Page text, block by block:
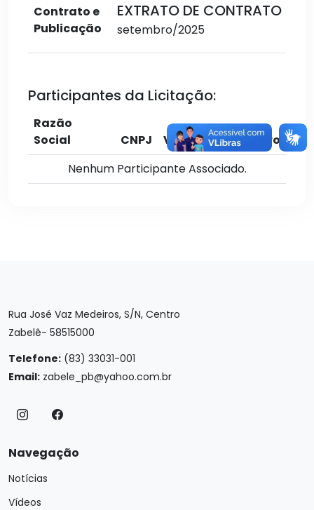
Contrato e
Publicação
EXTRATO DE CONTRATO
setembro/2025
Participantes da Licitação:
Razão
Social
CNPJ Valor
Cadastro
Nenhum Participante Associado.
Rua José Vaz Medeiros, S/N, Centro
Zabelê- 58515000
Telefone: (83) 33031-001
Email: zabele_pb@yahoo.com.br
Navegação
Notícias
Vídeos